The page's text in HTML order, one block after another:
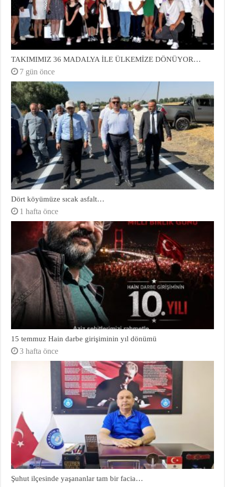
TAKIMIMIZ 36 MADALYA İLE ÜLKEMİZE DÖNÜYOR…
7 gün önce
Dört köyümüze sıcak asfalt…
1 hafta önce
15 temmuz Hain darbe girişiminin yıl dönümü
3 hafta önce
Şuhut ilçesinde yaşananlar tam bir facia…